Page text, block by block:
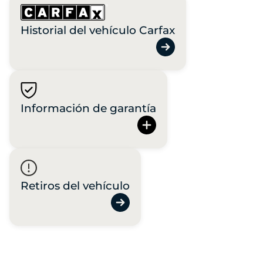
Historial del vehículo Carfax
Información de garantía
Retiros del vehículo